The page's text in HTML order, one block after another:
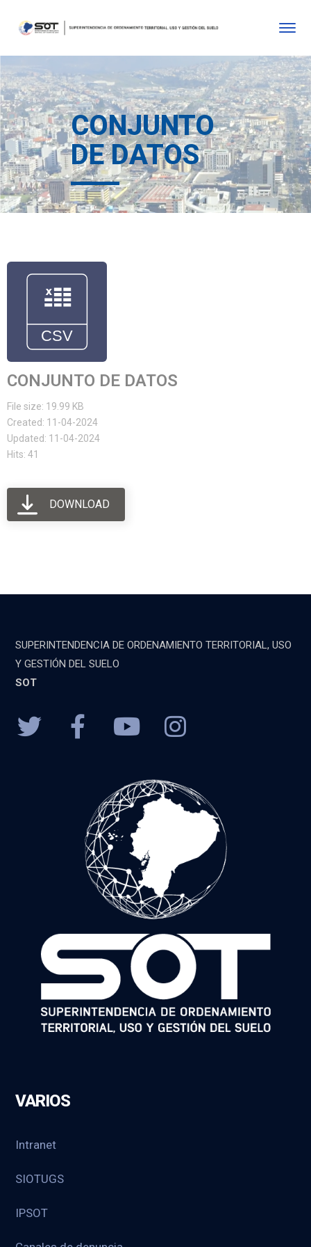
CONJUNTO
DE DATOS
CONJUNTO DE DATOS
File size: 19.99 KB
Created: 11-04-2024
Updated: 11-04-2024
Hits: 41
DOWNLOAD
SUPERINTENDENCIA DE ORDENAMIENTO TERRITORIAL, USO
Y GESTIÓN DEL SUELO
SOT
VARIOS
Intranet
SIOTUGS
IPSOT